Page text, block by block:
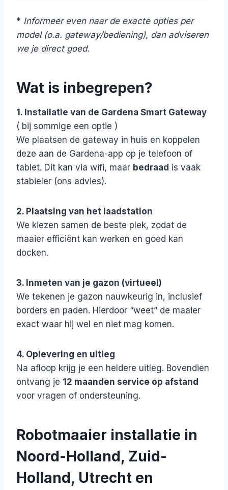
* Informeer even naar de exacte opties per
model (o.a. gateway/bediening), dan adviseren
we je direct goed.
Wat is inbegrepen?
1. Installatie van de Gardena Smart Gateway
( bij sommige een optie )
We plaatsen de gateway in huis en koppelen
deze aan de Gardena-app op je telefoon of
tablet. Dit kan via wifi, maar bedraad is vaak
stabieler (ons advies).
2. Plaatsing van het laadstation
We kiezen samen de beste plek, zodat de
maaier efficiënt kan werken en goed kan
docken.
3. Inmeten van je gazon (virtueel)
We tekenen je gazon nauwkeurig in, inclusief
borders en paden. Hierdoor “weet” de maaier
exact waar hij wel en niet mag komen.
4. Oplevering en uitleg
Na afloop krijg je een heldere uitleg. Bovendien
ontvang je 12 maanden service op afstand
voor vragen of ondersteuning.
Robotmaaier installatie in
Noord-Holland, Zuid-
Holland, Utrecht en